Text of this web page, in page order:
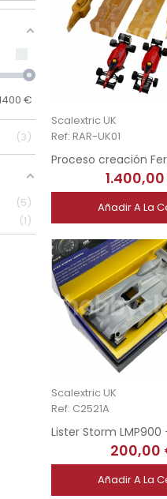
€
3
5
1
Scalextric UK
Ref: RAR-UK01
Añadir A La
Scalextric UK
Ref: C2521A
200,00
Añadir A La